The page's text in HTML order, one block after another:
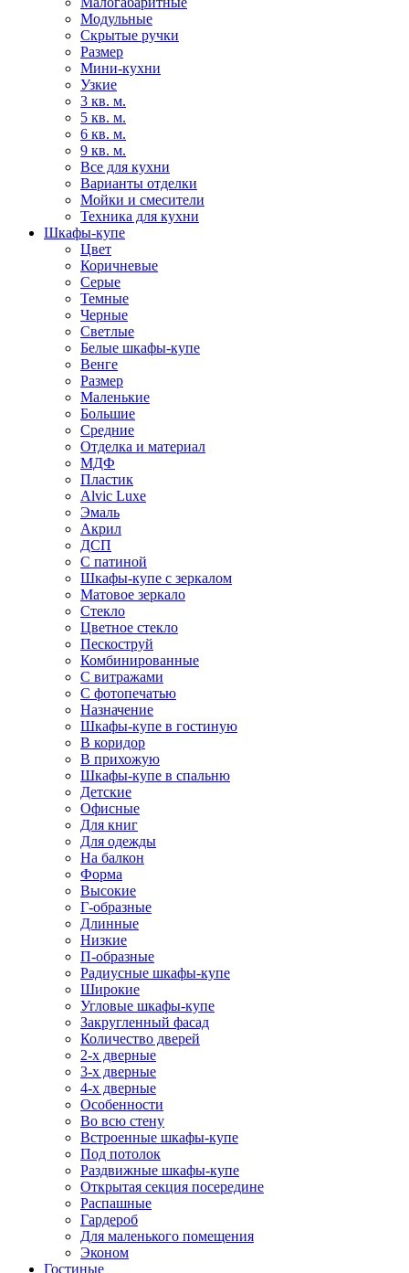
Модульные
Скрытые ручки
Размер
Мини-кухни
Узкие
3 кв. м.
5 кв. м.
6 кв. м.
9 кв. м.
Все для кухни
Варианты отделки
Мойки и смесители
Техника для кухни
Шкафы-купе
Цвет
Коричневые
Серые
Темные
Черные
Светлые
Белые шкафы-купе
Венге
Размер
Маленькие
Большие
Средние
Отделка и материал
МДФ
Пластик
Alvic Luxe
Эмаль
Акрил
ДСП
С патиной
Шкафы-купе с зеркалом
Матовое зеркало
Стекло
Цветное стекло
Пескоструй
Комбинированные
С витражами
С фотопечатью
Назначение
Шкафы-купе в гостиную
В коридор
В прихожую
Шкафы-купе в спальню
Детские
Офисные
Для книг
Для одежды
На балкон
Форма
Высокие
Г-образные
Длинные
Низкие
П-образные
Радиусные шкафы-купе
Широкие
Угловые шкафы-купе
Закругленный фасад
Количество дверей
2-х дверные
3-х дверные
4-х дверные
Особенности
Во всю стену
Встроенные шкафы-купе
Под потолок
Раздвижные шкафы-купе
Открытая секция посередине
Распашные
Гардероб
Для маленького помещения
Эконом
Гостиные